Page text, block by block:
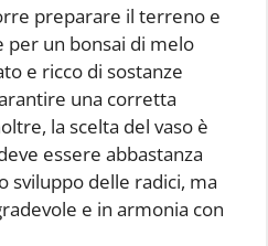
preparare il terreno e
per un bonsai di melo
e ricco di sostanze
una corretta
la scelta del vaso è
essere abbastanza
sviluppo delle radici, ma
e in armonia con